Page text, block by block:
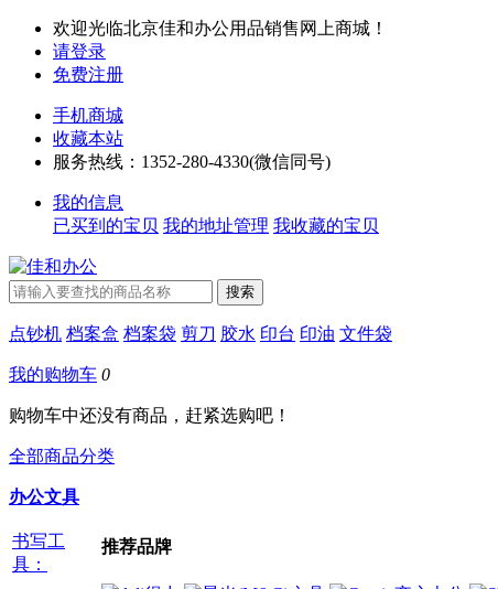
欢迎光临北京佳和办公用品销售网上商城！
请登录
免费注册
手机商城
收藏本站
服务热线：1352-280-4330(微信同号)
我的信息
已买到的宝贝 我的地址管理 我收藏的宝贝
点钞机 档案盒 档案袋 剪刀 胶水 印台 印油 文件袋
我的购物车 0
购物车中还没有商品，赶紧选购吧！
全部商品分类
办公文具
书写工
具：
推荐品牌